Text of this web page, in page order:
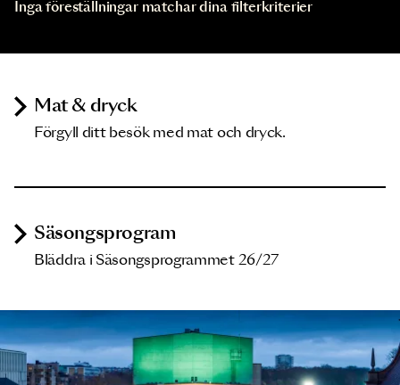
Inga föreställningar matchar dina filterkriterier
Mat & dryck
Förgyll ditt besök med mat och dryck.
Säsongsprogram
Bläddra i Säsongsprogrammet 26/27